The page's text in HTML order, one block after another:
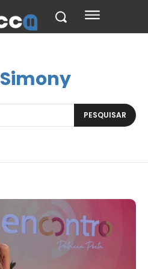
Simony
PESQUISAR